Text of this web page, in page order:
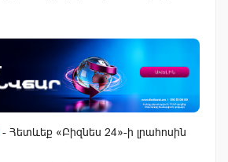
- Հետևեք «Բիզնես 24»-ի լրահոսին